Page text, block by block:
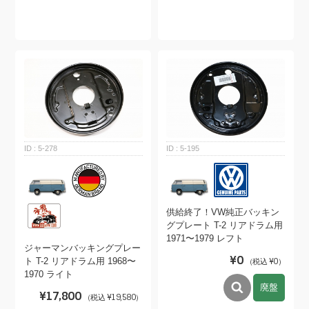
5-278
ジャーマンバッキングプレー
ト T-2 リアドラム用 1968〜
1970 ライト
¥17,800 （税込 ¥19,580）
5-195
供給終了！VW純正バッキン
グプレート T-2 リアドラム用
1971〜1979 レフト
¥0 （税込 ¥0）
廃盤